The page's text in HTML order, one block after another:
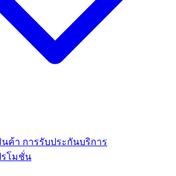
นค้า การรับประกันบริการ
รโมชั่น